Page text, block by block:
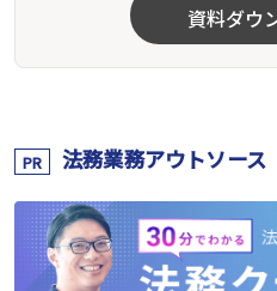
資料ダウ
PR 法務業務アウトソース